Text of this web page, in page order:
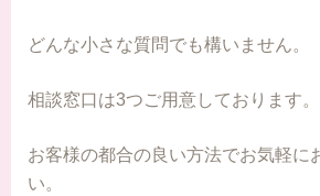
どんな小さな質問でも構いません。
相談窓口は3つご用意しております。
お客様の都合の良い方法でお気軽に
い。